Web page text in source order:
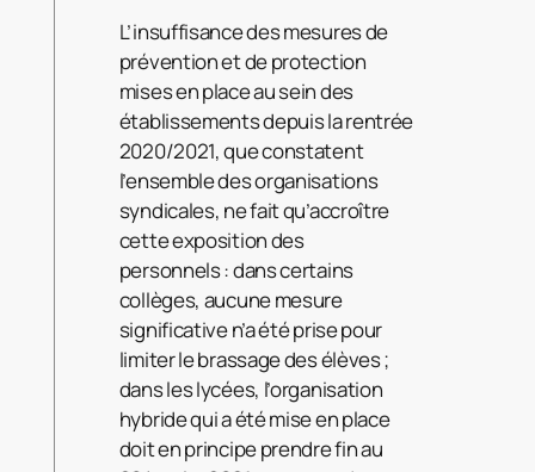
L’insuffisance des mesures de
prévention et de protection
mises en place au sein des
établissements depuis la rentrée
2020/2021, que constatent
l’ensemble des organisations
syndicales, ne fait qu’accroître
cette exposition des
personnels : dans certains
collèges, aucune mesure
significative n’a été prise pour
limiter le brassage des élèves ;
dans les lycées, l’organisation
hybride qui a été mise en place
doit en principe prendre fin au